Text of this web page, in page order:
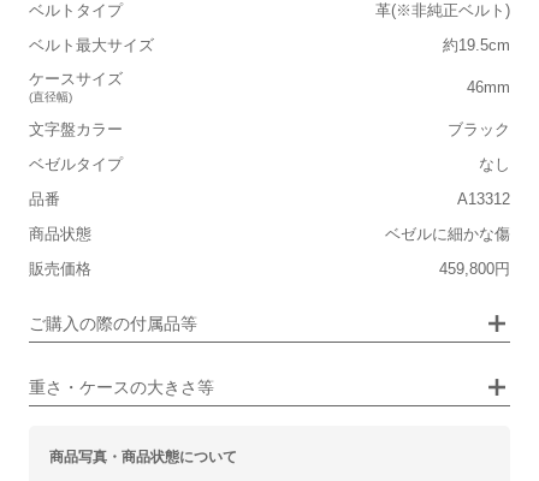
ベルトタイプ
革(※非純正ベルト)
ベルト最大サイズ
約19.5cm
ケースサイズ
(直径幅)
46mm
文字盤カラー
ブラック
ベゼルタイプ
なし
品番
A13312
商品状態
ベゼルに細かな傷
販売価格
459,800円
ご購入の際の付属品等
重さ・ケースの大きさ等
■重さ(ベルト込み)
■ケースの大きさ
小さい 大きい
■装飾感
カジュアル ビジネス
商品写真・商品状態について